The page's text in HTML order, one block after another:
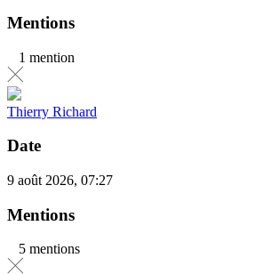
Mentions
1 mention
Thierry Richard
Date
9 août 2026, 07:27
Mentions
5 mentions